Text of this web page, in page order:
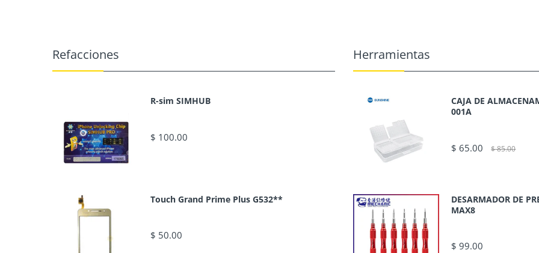
Refacciones
R-sim SIMHUB
$ 100.00
Touch Grand Prime Plus G532**
$ 50.00
Herramientas
CAJA DE
001A
$ 65.00 $ 85.00
DESARMADOR DE
MAX8
$ 99.00